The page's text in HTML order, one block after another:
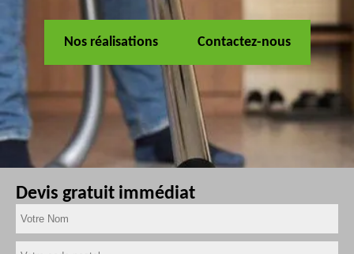
Nos réalisations Contactez-nous
Devis gratuit immédiat